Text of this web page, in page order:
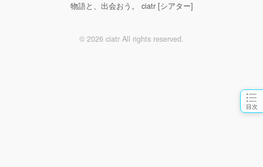
目次
物語と、出会おう。 ciatr [シアター]
© 2026 ciatr All rights reserved.